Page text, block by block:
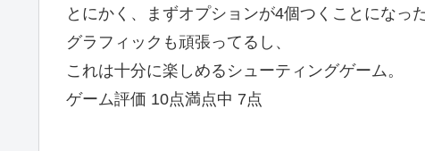
とにかく、まずオプションが4個つくことになっ
グラフィックも頑張ってるし、
これは十分に楽しめるシューティングゲーム。
ゲーム評価 10点満点中 7点